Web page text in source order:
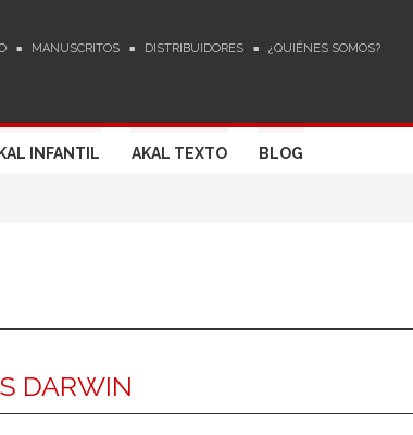
MANUSCRITOS DISTRIBUIDORES ¿QUIÉNES SOMOS?
INFANTIL AKAL TEXTO BLOG
DARWIN